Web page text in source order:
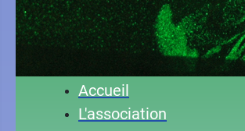
Accueil
L'association